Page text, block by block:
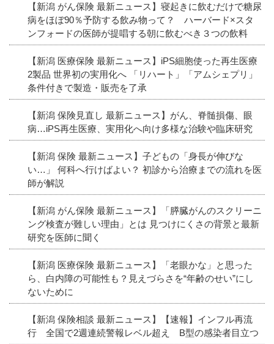
【新潟 がん保険 最新ニュース】寝起きに飲むだけで糖尿
病をほぼ90％予防する飲み物って？ ハーバード×スタ
ンフォードの医師が提唱する朝に飲むべき３つの飲料
【新潟 医療保険 最新ニュース】iPS細胞使った再生医療
2製品 世界初の実用化へ 「リハート」「アムシェプリ」
条件付きで製造・販売を了承
【新潟 保険見直し 最新ニュース】がん、脊髄損傷、眼
病…iPS再生医療、実用化へ向け多様な治験や臨床研究
【新潟 保険 最新ニュース】子どもの「身長が伸びな
い…」 何科へ行けばよい？ 初診から治療までの流れを医
師が解説
【新潟 がん保険 最新ニュース】「膵臓がんのスクリーニ
ング検査が難しい理由」とは 見つけにくさの背景と最新
研究を医師に聞く
【新潟 医療保険 最新ニュース】「老眼かな」と思った
ら、白内障の可能性も？見えづらさを“年齢のせい”にし
ないために
【新潟 保険相談 最新ニュース】【速報】インフル再流
行 全国で2週連続警報レベル超え B型の感染者目立つ